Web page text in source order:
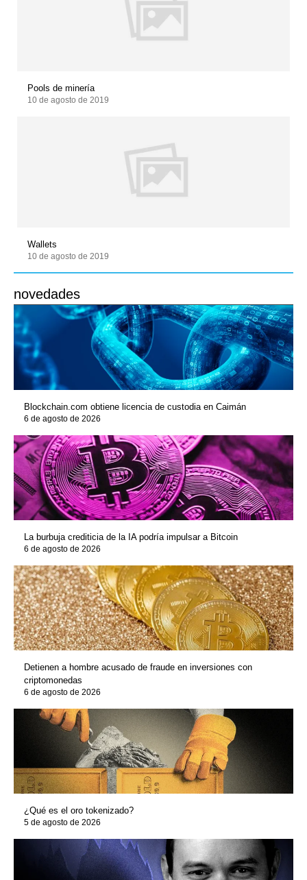
Pools de minería
10 de agosto de 2019
Wallets
10 de agosto de 2019
novedades
Blockchain.com obtiene licencia de custodia en Caimán
6 de agosto de 2026
La burbuja crediticia de la IA podría impulsar a Bitcoin
6 de agosto de 2026
Detienen a hombre acusado de fraude en inversiones con
criptomonedas
6 de agosto de 2026
¿Qué es el oro tokenizado?
5 de agosto de 2026